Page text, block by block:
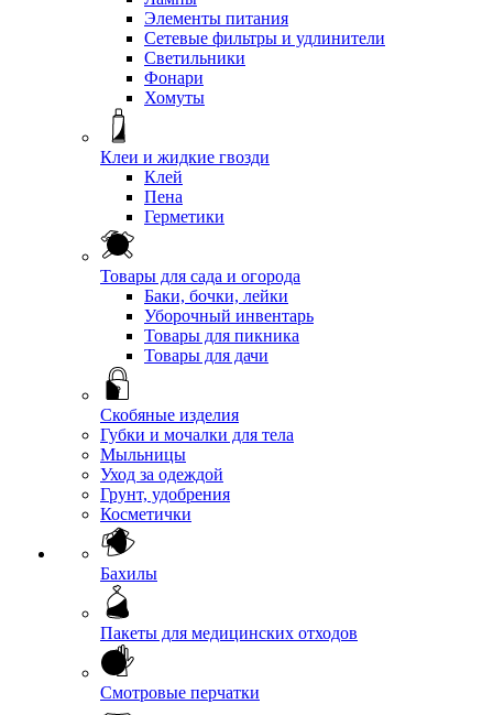
Элементы питания
Сетевые фильтры и удлинители
Светильники
Фонари
Хомуты
Клеи и жидкие гвозди
Клей
Пена
Герметики
Товары для сада и огорода
Баки, бочки, лейки
Уборочный инвентарь
Товары для пикника
Товары для дачи
Скобяные изделия
Губки и мочалки для тела
Мыльницы
Уход за одеждой
Грунт, удобрения
Косметички
Бахилы
Пакеты для медицинских отходов
Смотровые перчатки